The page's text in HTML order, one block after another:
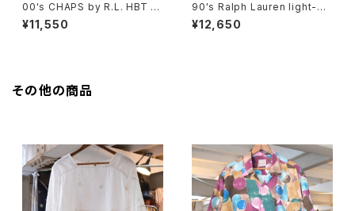
00's CHAPS by R.L. HBT sli
m-fit cargo Pants
¥11,550
90's Ralph Lauren light-be
ige cotton easy Pants
¥12,650
その他の商品